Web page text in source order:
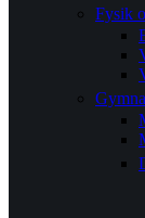
Fysik